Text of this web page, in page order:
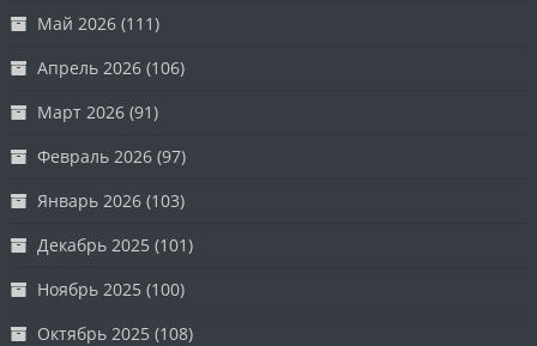
Май 2026 (111)
Апрель 2026 (106)
Март 2026 (91)
Февраль 2026 (97)
Январь 2026 (103)
Декабрь 2025 (101)
Ноябрь 2025 (100)
Октябрь 2025 (108)